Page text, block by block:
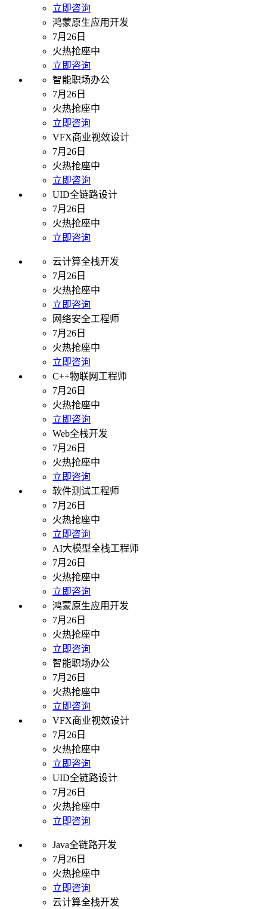
立即咨询
鸿蒙原生应用开发
7月26日
火热抢座中
立即咨询
智能职场办公
7月26日
火热抢座中
立即咨询
VFX商业视效设计
7月26日
火热抢座中
立即咨询
UID全链路设计
7月26日
火热抢座中
立即咨询
云计算全栈开发
7月26日
火热抢座中
立即咨询
网络安全工程师
7月26日
火热抢座中
立即咨询
C++物联网工程师
7月26日
火热抢座中
立即咨询
Web全栈开发
7月26日
火热抢座中
立即咨询
软件测试工程师
7月26日
火热抢座中
立即咨询
AI大模型全栈工程师
7月26日
火热抢座中
立即咨询
鸿蒙原生应用开发
7月26日
火热抢座中
立即咨询
智能职场办公
7月26日
火热抢座中
立即咨询
VFX商业视效设计
7月26日
火热抢座中
立即咨询
UID全链路设计
7月26日
火热抢座中
立即咨询
Java全链路开发
7月26日
火热抢座中
立即咨询
云计算全栈开发